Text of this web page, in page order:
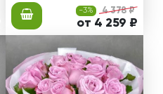
-3% 4 378 ₽
от 4 259 ₽